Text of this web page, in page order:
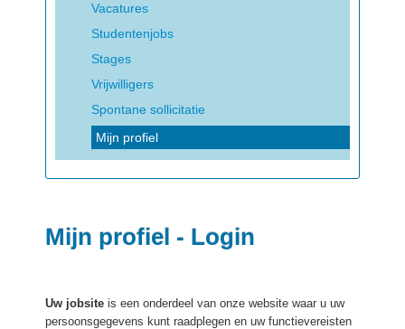
Vacatures
Studentenjobs
Stages
Vrijwilligers
Spontane sollicitatie
Mijn profiel
Mijn profiel - Login
Uw jobsite is een onderdeel van onze website waar u uw
persoonsgegevens kunt raadplegen en uw functievereisten